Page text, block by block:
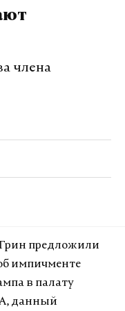
Они к этому
не хватает
силы», —
закона в
имеются
передачи
вMAX. Он
интернет.
члена
предложили
импичменте
в палату
данный